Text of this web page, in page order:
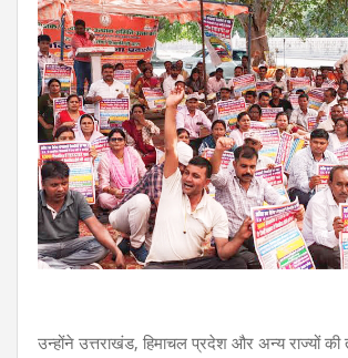
उन्होंने उत्तराखंड, हिमाचल प्रदेश और अन्य राज्यों की